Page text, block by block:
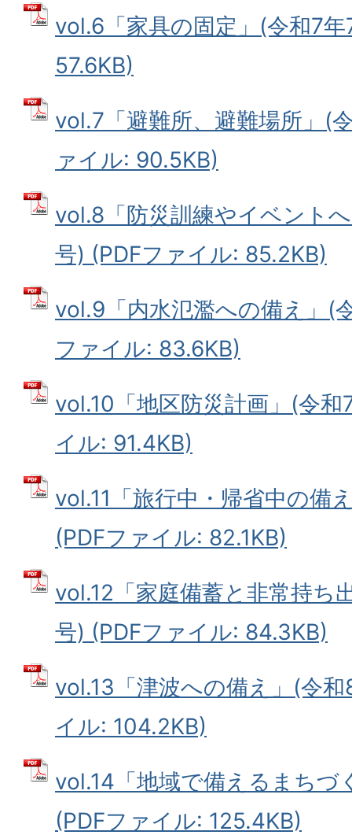
vol.6「家具の固定」(令和7
57.6KB)
vol.7「避難所、避難場所」(
ァイル: 90.5KB)
vol.8「防災訓練やイベント
号) (PDFファイル: 85.2KB)
vol.9「内水氾濫への備え」(
ファイル: 83.6KB)
vol.10「地区防災計画」(令和
イル: 91.4KB)
vol.11「旅行中・帰省中の備
(PDFファイル: 82.1KB)
vol.12「家庭備蓄と非常持ち
号) (PDFファイル: 84.3KB)
vol.13「津波への備え」(令
イル: 104.2KB)
vol.14「地域で備えるまちづ
(PDFファイル: 125.4KB)